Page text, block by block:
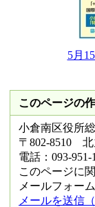
5月
このページの
小倉南区役所
〒802-8510 北
電話：093-
このページに
メールフォー
メールを送信